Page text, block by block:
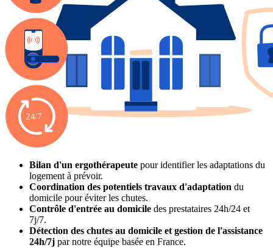
Bilan d'un ergothérapeute pour identifier les adaptations du
logement à prévoir.
Coordination des potentiels travaux d'adaptation du
domicile pour éviter les chutes.
Contrôle d'entrée au domicile des prestataires 24h/24 et
7j/7.
Détection des chutes au domicile et gestion de l'assistance
24h/7j par notre équipe basée en France.